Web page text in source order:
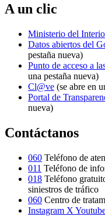
A un clic
Ministerio del
Datos abiertos del
pestaña nueva)
Punto de acceso a
una pestaña nueva)
Cl@ve (se abre en
Portal de
nueva)
Contáctanos
060 Teléfono de
011 Teléfono de
018 Teléfono
siniestros de tráfico
060 Centro de
Instagram X